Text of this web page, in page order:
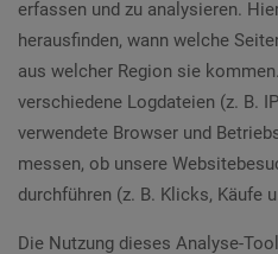
erfassen und zu analysieren.
herausfinden, wann welche
aus welcher Region sie
verschiedene Logdateien (z. B.
verwendete Browser und
messen, ob unsere
durchführen (z. B. Klicks, Käufe
Die Nutzung dieses Analyse-